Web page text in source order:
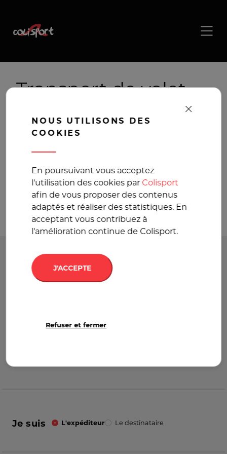
NOUS UTILISONS DES
COOKIES
En poursuivant vous acceptez
l'utilisation des cookies par Colisport
afin de vous proposer des contenus
adaptés et réaliser des statistiques. En
acceptant vous contribuez à
l'amélioration continue de Colisport.
J'ACCEPTE
Refuser et fermer
Transport de volet ,
livraison de volet
La solution de
transport pour vos
colis volumineux
Départ
Destination
Je suis L'expéditeur Le destinataire